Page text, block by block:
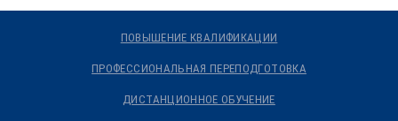
ПОВЫШЕНИЕ КВАЛИФИКАЦИИ
ПРОФЕССИОНАЛЬНАЯ ПЕРЕПОДГОТОВКА
ДИСТАНЦИОННОЕ ОБУЧЕНИЕ